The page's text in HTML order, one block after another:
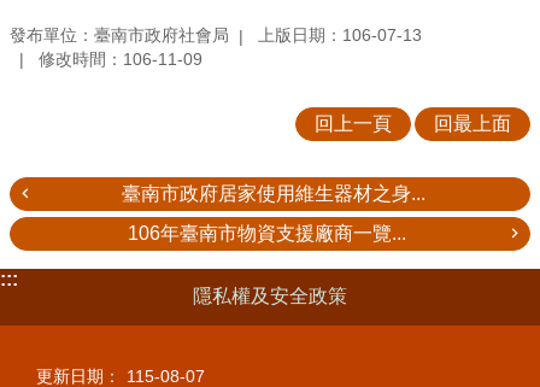
發布單位：臺南市政府社會局
上版日期：106-07-13
修改時間：106-11-09
回上一頁 回最上面
臺南市政府居家使用維生器材之身...
106年臺南市物資支援廠商一覽...
:::
隱私權及安全政策
更新日期：
115-08-07